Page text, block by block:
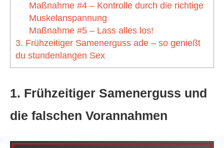
Maßnahme #4 – Kontrolle durch die richtige
Muskelanspannung
Maßnahme #5 – Lass alles los!
3. Frühzeitiger Samenerguss ade – so genießt
du stundenlangen Sex
1. Frühzeitiger Samenerguss und
die falschen Vorannahmen